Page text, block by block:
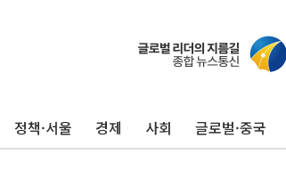
정책·서울 경제 사회 글로벌·중국
동해중부 전 해상 풍랑
中 전방위 아파트 부양,
인제 용대리 계곡서 수